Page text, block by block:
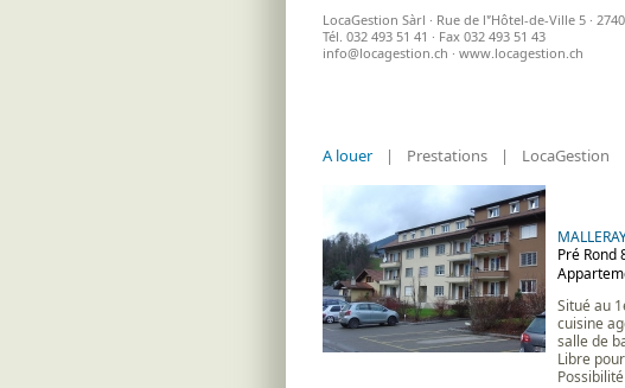
LocaGestion Sàrl · Rue de l'’Hôtel-de-Ville 5 ·
Tél. 032 493 51 41 · Fax 032 493 51 43
info@locagestion.ch · www.locagestion.ch
A louer | Prestations | LocaGestion
Pré Rond
Situé au
cuisine
salle de
Libre